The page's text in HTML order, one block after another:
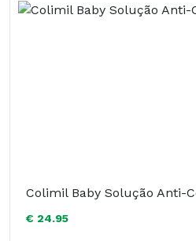
Colimil Baby Solução Anti-
€ 24.95